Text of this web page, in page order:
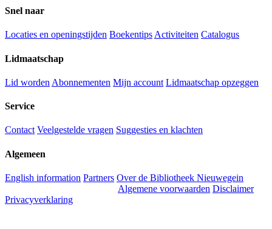
Snel naar
Locaties en openingstijden BoekentipsActiviteiten Catalogus
Lidmaatschap
Lid worden Abonnementen Mijn account Lidmaatschap opzeggen
Service
Contact Veelgestelde vragen Suggesties en klachten
Algemeen
English information Partners Over de Bibliotheek Nieuwegein
Algemene voorwaarden Disclaimer
Privacyverklaring